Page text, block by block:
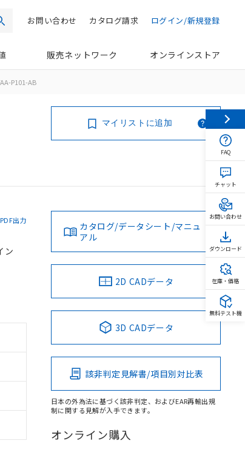
検索 ログイン/新規登録
カタログ請求
お問い合わせ
販売ネットワーク オンラインストア
P101-AB
マイリストに追加
PDF出力
ン
カタログ/データシート/マニュ
アル
2D CADデータ
3D CADデータ
該非判定見解書/項目別対比表
日本の外為法に基づく該非判定、およびEAR再輸出規
制に関する見解が入手できます。
オンライン購入
FAQ
チャット
お問い合わせ
ダウンロード
在庫・価格
無料テスト機